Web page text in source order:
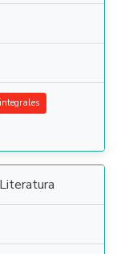
integrales